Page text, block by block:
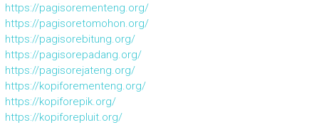
https://pagisorementeng.org/
https://pagisoretomohon.org/
https://pagisorebitung.org/
https://pagisorepadang.org/
https://pagisorejateng.org/
https://kopiforementeng.org/
https://kopiforepik.org/
https://kopiforepluit.org/